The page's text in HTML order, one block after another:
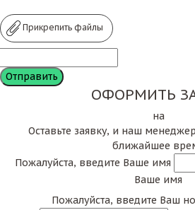
Прикрепить файлы
ОФОРМИТЬ
на
Оставьте заявку, и наш
ближайшее
Пожалуйста, введите Ваше имя
Ваше имя
Пожалуйста, введите Ваш